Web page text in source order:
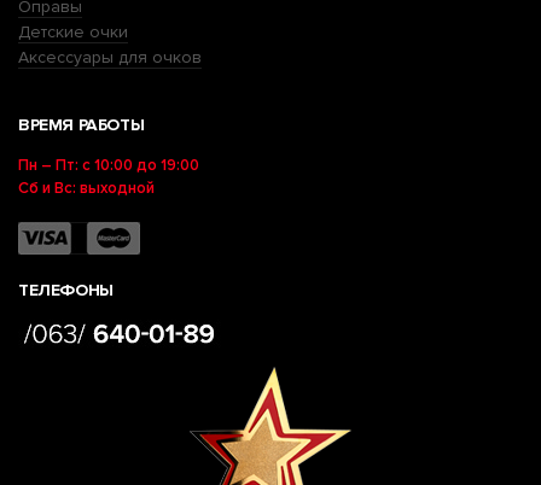
Оправы
Детские очки
Аксессуары для очков
ВРЕМЯ РАБОТЫ
Пн – Пт: с 10:00 до 19:00
Сб и Вс: выходной
ТЕЛЕФОНЫ